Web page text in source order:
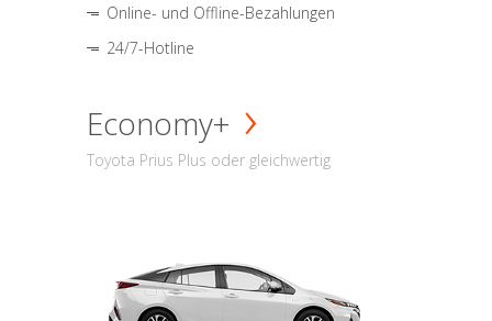
Online- und Offline-Bezahlungen
24/7-Hotline
Economy+
Toyota Prius Plus oder gleichwertig